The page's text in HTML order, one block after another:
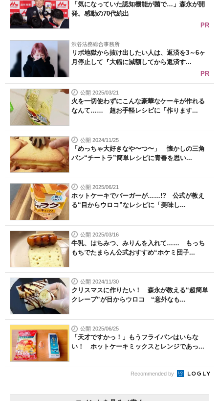
「気になっていた認知機能が菌で…」森永が開
発。感動の70代続出
PR
渋谷法務総合事務所
リボ地獄から抜け出したい人は、返済を3～6ヶ
月停止して『大幅に減額してから返済す...
PR
公開 2025/03/21
火を一切使わずにこんな豪華なケーキが作れる
なんて…… 超お手軽レシピに「作ります...
公開 2024/11/25
「めっちゃ大好きなや〜つ〜」 懐かしの三角
パン“チートラ”簡単レシピに青春を思い...
公開 2025/06/21
ホットケーキでバーガーが……!? 公式が教え
る“目からウロコ”なレシピに「美味し...
公開 2025/03/16
牛乳、はちみつ、みりんを入れて…… もっち
もちでたまらん公式おすすめ“ホケミ団子...
公開 2024/11/30
クリスマスに作りたい！ 森永が教える“超簡単
クレープ”が目からウロコ “意外なも...
公開 2025/06/25
「天才ですかっ！」もうフライパンはいらな
い！ ホットケーキミックスとレンジであっ...
Recommended by